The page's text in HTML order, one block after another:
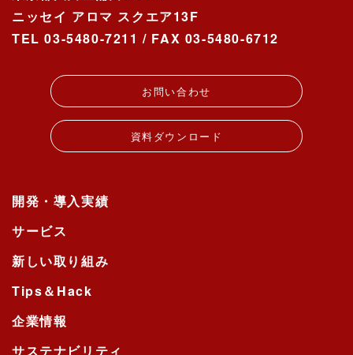
ニッセイ アロマ スクエア13F
TEL 03-5480-7211 / FAX 03-5480-6712
お問い合わせ
資料ダウンロード
開発・導入実績
サービス
新しい取り組み
Tips＆Hack
企業情報
サステナビリティ